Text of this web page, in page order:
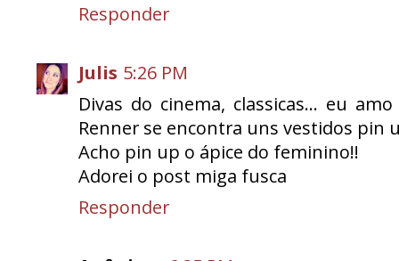
Responder
Julis 5:26 PM
Divas do cinema, classicas... eu
Renner se encontra uns vestidos pin
Acho pin up o ápice do feminino!!
Adorei o post miga fusca
Responder